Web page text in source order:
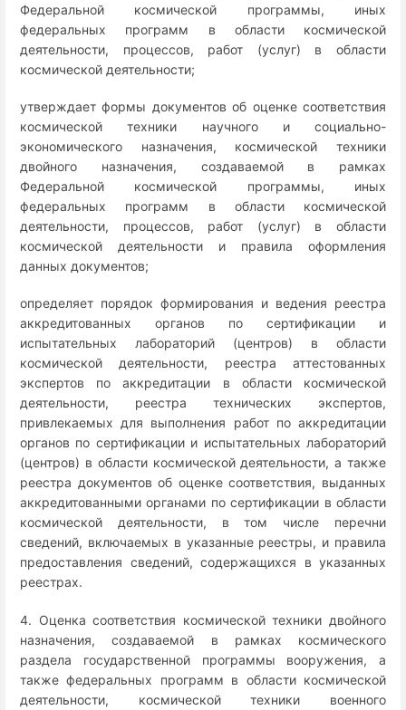
Федеральной космической программы, иных
федеральных программ в области космической
деятельности, процессов, работ (услуг) в области
космической деятельности;
утверждает формы документов об оценке соответствия
космической техники научного и социально-
экономического назначения, космической техники
двойного назначения, создаваемой в рамках
Федеральной космической программы, иных
федеральных программ в области космической
деятельности, процессов, работ (услуг) в области
космической деятельности и правила оформления
данных документов;
определяет порядок формирования и ведения реестра
аккредитованных органов по сертификации и
испытательных лабораторий (центров) в области
космической деятельности, реестра аттестованных
экспертов по аккредитации в области космической
деятельности, реестра технических экспертов,
привлекаемых для выполнения работ по аккредитации
органов по сертификации и испытательных лабораторий
(центров) в области космической деятельности, а также
реестра документов об оценке соответствия, выданных
аккредитованными органами по сертификации в области
космической деятельности, в том числе перечни
сведений, включаемых в указанные реестры, и правила
предоставления сведений, содержащихся в указанных
реестрах.
4. Оценка соответствия космической техники двойного
назначения, создаваемой в рамках космического
раздела государственной программы вооружения, а
также федеральных программ в области космической
деятельности, космической техники военного